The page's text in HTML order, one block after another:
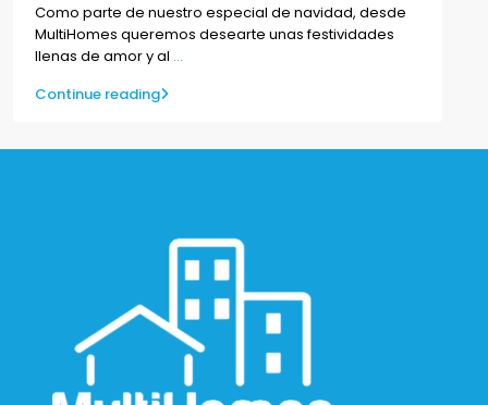
Como parte de nuestro especial de navidad, desde
MultiHomes queremos desearte unas festividades
llenas de amor y al ...
Continue reading